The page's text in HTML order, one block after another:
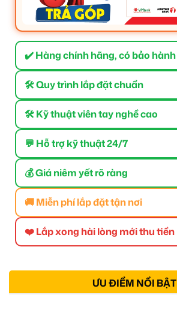
✔️ Hàng chính hãng, có bảo hành
🛠 Quy trình lắp đặt chuẩn
🛠 Kỹ thuật viên tay nghề cao
💬 Hỗ trợ kỹ thuật 24/7
💰 Giá niêm yết rõ ràng
🚚 Miễn phí lắp đặt tận nơi
❤️ Lắp xong hài lòng mới thu tiền
ƯU ĐIỂM NỔI BẬT